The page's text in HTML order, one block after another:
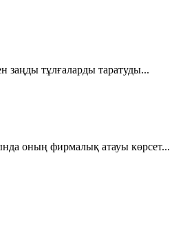
заңды тұлғаларды таратуды...
оның фирмалық атауы көрсет...